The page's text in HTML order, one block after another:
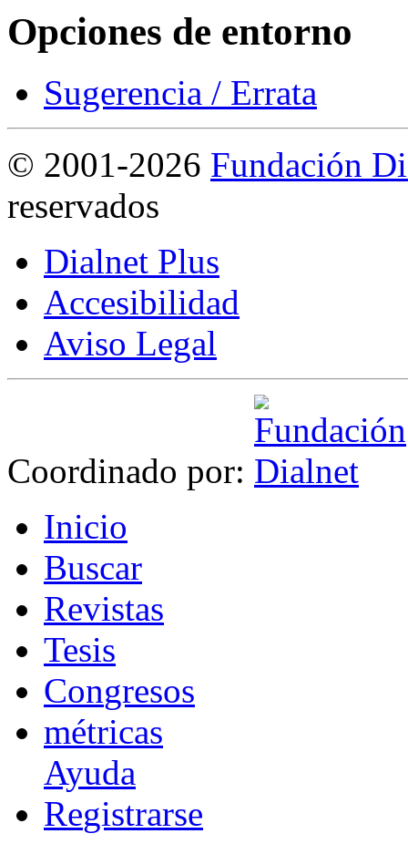
Opciones de entorno
Sugerencia / Errata
© 2001-2026 Fundación
reservados
Dialnet Plus
Accesibilidad
Aviso Legal
Coordinado por:
Inicio
Buscar
Revistas
Tesis
Congresos
métricas
Ayuda
Registrarse